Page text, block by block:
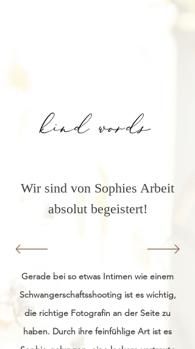
Wir sind von Sophies Arbeit
absolut begeistert!
Gerade bei so etwas Intimen wie einem
Schwangerschaftsshooting ist es wichtig,
die richtige Fotografin an der Seite zu
haben. Durch ihre feinfühlige Art ist es